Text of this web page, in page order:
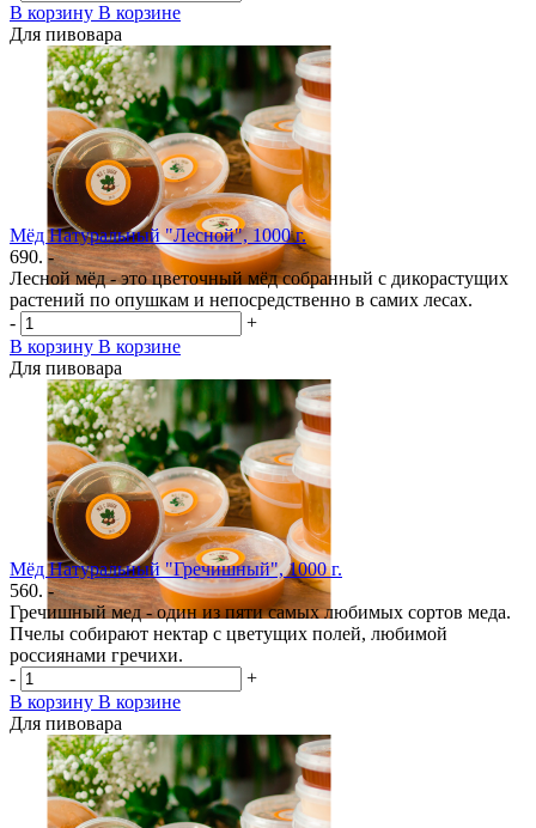
В корзину В корзине
Для пивовара
Мёд Натуральный "Лесной", 1000 г.
690. -
Лесной мёд - это цветочный мёд собранный с дикорастущих
растений по опушкам и непосредственно в самих лесах.
-
+
В корзину В корзине
Для пивовара
Мёд Натуральный "Гречишный", 1000 г.
560. -
Гречишный мед - один из пяти самых любимых сортов меда.
Пчелы собирают нектар с цветущих полей, любимой
россиянами гречихи.
-
+
В корзину В корзине
Для пивовара